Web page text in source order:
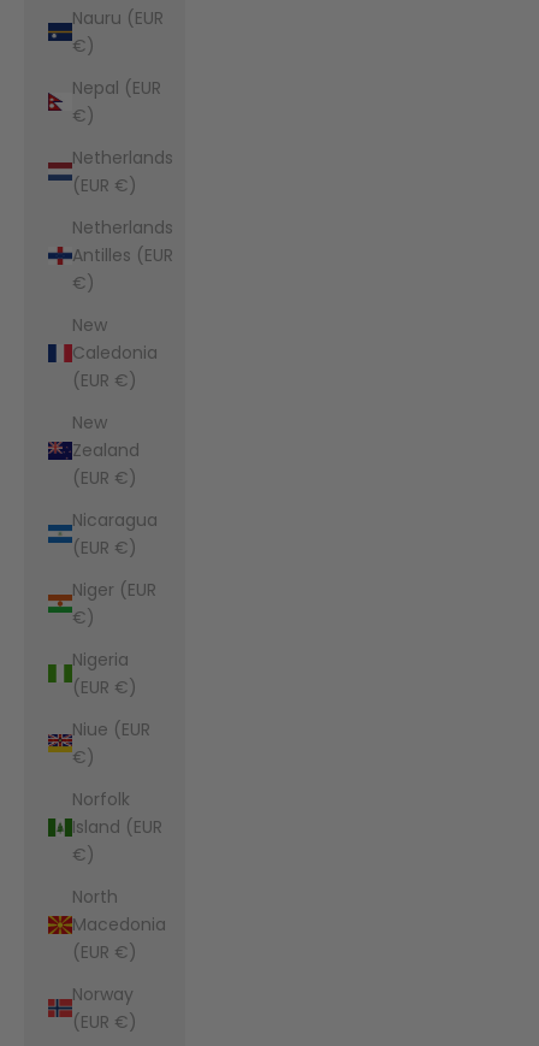
Nauru (EUR
€)
Nepal (EUR
€)
Netherlands
(EUR €)
Netherlands
Antilles (EUR
€)
New
Caledonia
(EUR €)
New
Zealand
(EUR €)
Nicaragua
(EUR €)
Niger (EUR
€)
Nigeria
(EUR €)
Niue (EUR
€)
Norfolk
Island (EUR
€)
North
Macedonia
(EUR €)
Norway
(EUR €)